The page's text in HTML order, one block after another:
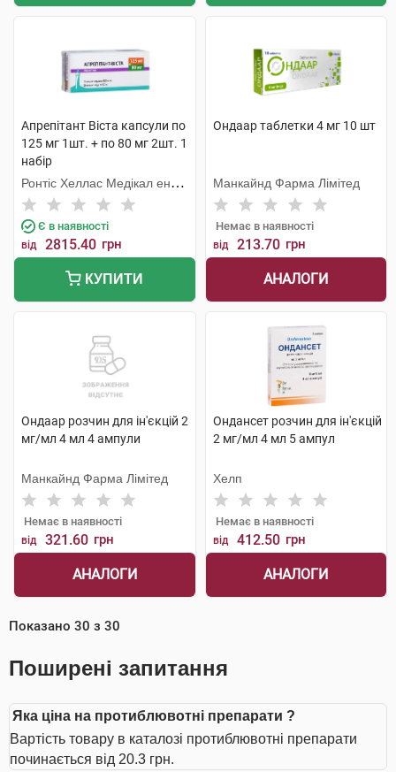
Апрепітант Віста капсули по
125 мг 1шт. + по 80 мг 2шт. 1
набір
Ронтіс Хеллас Медікал енд
Фармасьютікал Продактс
С.А.
Є в наявності
від 2815.40 грн
КУПИТИ
Ондаар таблетки 4 мг 10 шт
Манкайнд Фарма Лімітед
Немає в наявності
від 213.70 грн
АНАЛОГИ
Ондаар розчин для ін'єкцій 2
мг/мл 4 мл 4 ампули
Манкайнд Фарма Лімітед
Немає в наявності
від 321.60 грн
АНАЛОГИ
Ондансет розчин для ін'єкцій
2 мг/мл 4 мл 5 ампул
Хелп
Немає в наявності
від 412.50 грн
АНАЛОГИ
Показано 30 з 30
Поширені запитання
Яка ціна на протиблювотні препарати ?
Вартість товару в каталозі протиблювотні препарати
починається від 20.3 грн.